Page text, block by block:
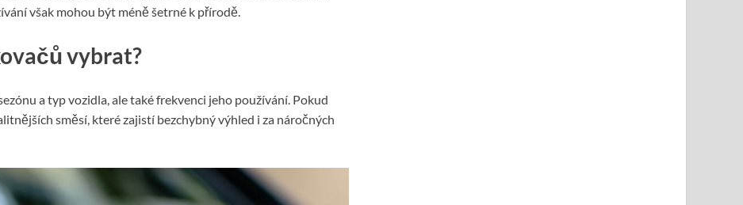
však mohou být méně šetrné k přírodě.
vybrat?
a typ vozidla, ale také frekvenci jeho používání. Pokud
směsí, které zajistí bezchybný výhled i za náročných